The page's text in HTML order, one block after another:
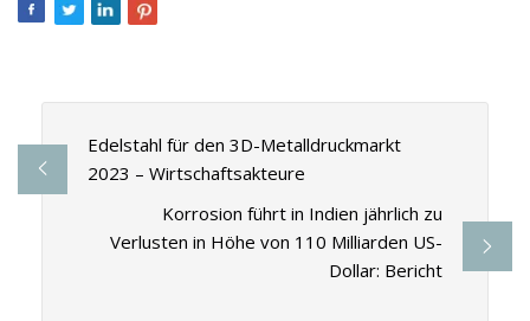
Edelstahl für den 3D-Metalldruckmarkt
2023 – Wirtschaftsakteure
Korrosion führt in Indien jährlich zu
Verlusten in Höhe von 110 Milliarden US-
Dollar: Bericht